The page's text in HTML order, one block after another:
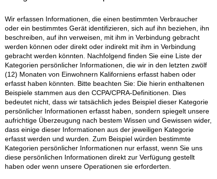
Wir erfassen Informationen, die einen bestimmten Verbraucher
oder ein bestimmtes Gerät identifizieren, sich auf ihn beziehen, ihn
beschreiben, auf ihn verweisen, mit ihm in Verbindung gebracht
werden können oder direkt oder indirekt mit ihm in Verbindung
gebracht werden könnten. Nachfolgend finden Sie eine Liste der
Kategorien persönlicher Informationen, die wir in den letzten zwölf
(12) Monaten von Einwohnern Kaliforniens erfasst haben oder
erfasst haben könnten. Bitte beachten Sie: Die hierin enthaltenen
Beispiele stammen aus den CCPA/CPRA-Definitionen. Dies
bedeutet nicht, dass wir tatsächlich jedes Beispiel dieser Kategorie
persönlicher Informationen erfasst haben, sondern spiegelt unsere
aufrichtige Überzeugung nach bestem Wissen und Gewissen wider,
dass einige dieser Informationen aus der jeweiligen Kategorie
erfasst werden und wurden. Zum Beispiel würden bestimmte
Kategorien persönlicher Informationen nur erfasst, wenn Sie uns
diese persönlichen Informationen direkt zur Verfügung gestellt
haben oder wenn unsere Operationen sie erforderten.